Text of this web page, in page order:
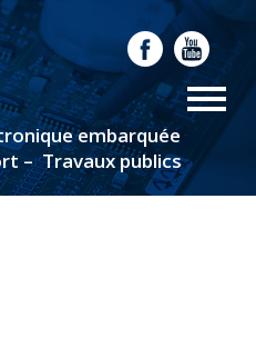
embarquée
– Travaux publics